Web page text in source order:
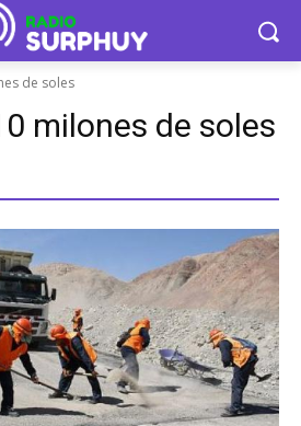
de soles
milones de soles